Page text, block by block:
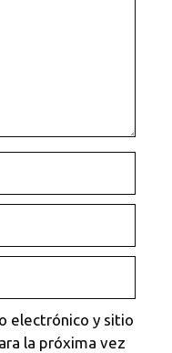
electrónico y sitio
la próxima vez